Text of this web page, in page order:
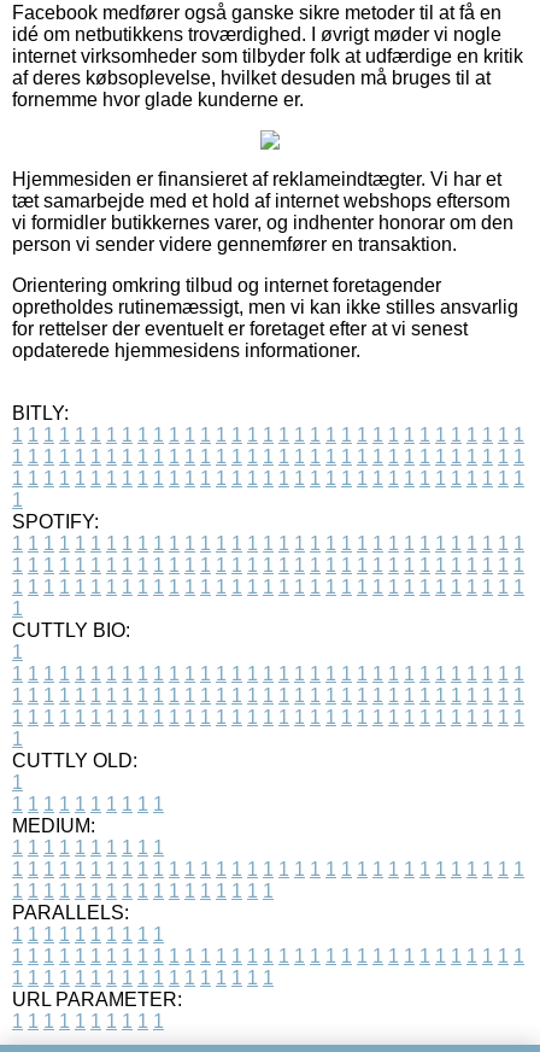
Facebook medfører også ganske sikre metoder til at få en
idé om netbutikkens troværdighed. I øvrigt møder vi nogle
internet virksomheder som tilbyder folk at udfærdige en kritik
af deres købsoplevelse, hvilket desuden må bruges til at
fornemme hvor glade kunderne er.
Hjemmesiden er finansieret af reklameindtægter. Vi har et
tæt samarbejde med et hold af internet webshops eftersom
vi formidler butikkernes varer, og indhenter honorar om den
person vi sender videre gennemfører en transaktion.
Orientering omkring tilbud og internet foretagender
opretholdes rutinemæssigt, men vi kan ikke stilles ansvarlig
for rettelser der eventuelt er foretaget efter at vi senest
opdaterede hjemmesidens informationer.
BITLY:
1 1 1 1 1 1 1 1 1 1 1 1 1 1 1 1 1 1 1 1 1 1 1 1 1 1 1 1 1 1 1 1 1
1 1 1 1 1 1 1 1 1 1 1 1 1 1 1 1 1 1 1 1 1 1 1 1 1 1 1 1 1 1 1 1 1
1 1 1 1 1 1 1 1 1 1 1 1 1 1 1 1 1 1 1 1 1 1 1 1 1 1 1 1 1 1 1 1 1
1
SPOTIFY:
1 1 1 1 1 1 1 1 1 1 1 1 1 1 1 1 1 1 1 1 1 1 1 1 1 1 1 1 1 1 1 1 1
1 1 1 1 1 1 1 1 1 1 1 1 1 1 1 1 1 1 1 1 1 1 1 1 1 1 1 1 1 1 1 1 1
1 1 1 1 1 1 1 1 1 1 1 1 1 1 1 1 1 1 1 1 1 1 1 1 1 1 1 1 1 1 1 1 1
1
CUTTLY BIO:
1
1 1 1 1 1 1 1 1 1 1 1 1 1 1 1 1 1 1 1 1 1 1 1 1 1 1 1 1 1 1 1 1 1
1 1 1 1 1 1 1 1 1 1 1 1 1 1 1 1 1 1 1 1 1 1 1 1 1 1 1 1 1 1 1 1 1
1 1 1 1 1 1 1 1 1 1 1 1 1 1 1 1 1 1 1 1 1 1 1 1 1 1 1 1 1 1 1 1 1
1
CUTTLY OLD:
1
1 1 1 1 1 1 1 1 1 1
MEDIUM:
1 1 1 1 1 1 1 1 1 1
1 1 1 1 1 1 1 1 1 1 1 1 1 1 1 1 1 1 1 1 1 1 1 1 1 1 1 1 1 1 1 1 1
1 1 1 1 1 1 1 1 1 1 1 1 1 1 1 1 1
PARALLELS:
1 1 1 1 1 1 1 1 1 1
1 1 1 1 1 1 1 1 1 1 1 1 1 1 1 1 1 1 1 1 1 1 1 1 1 1 1 1 1 1 1 1 1
1 1 1 1 1 1 1 1 1 1 1 1 1 1 1 1 1
URL PARAMETER:
1 1 1 1 1 1 1 1 1 1